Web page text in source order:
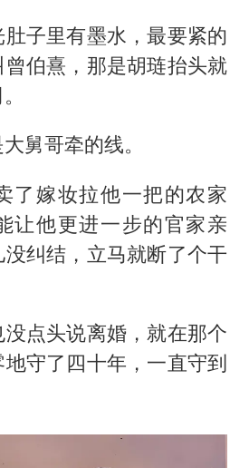
子里有墨水，最要紧的
伯熹，那是胡琏抬头就
舅哥牵的线。
了嫁妆拉他一把的农家
让他更进一步的官家亲
纠结，立马就断了个干
点头说离婚，就在那个
守了四十年，一直守到